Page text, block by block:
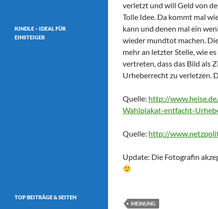
verletzt und will Geld von
Tolle Idee. Da kommt mal
kann und denen mal ein
wieder mundtot machen.
mehr an letzter Stelle, wie
vertreten, dass das Bild als
Urheberrecht zu verletzen.
Quelle: http://
Wahlplakat-entfacht-
Quelle: http://
Update: Die Fotografin
MEINUNG
KINDLE – IDEAL FÜR
EINSTEIGER
TOP BEITRÄGE & SEITEN